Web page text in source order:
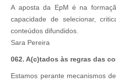
A aposta da EpM é na
capacidade de selecionar,
conteúdos difundidos.
Sara Pereira
062. A(c)tados às regras das
Estamos perante mecanismos